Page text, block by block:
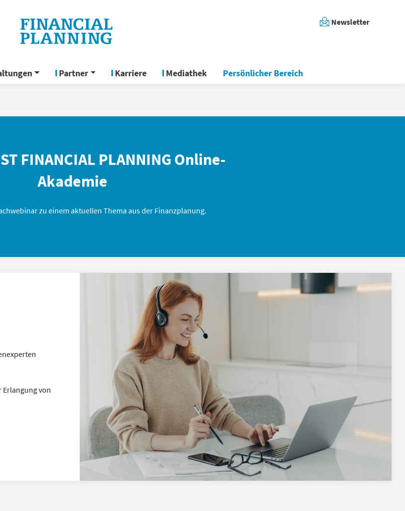
Newsletter
Partner Karriere Mediathek Persönlicher Bereich
FINANCIAL PLANNING Online-
Akademie
zu einem aktuellen Thema aus der Finanzplanung.
Erlangung von